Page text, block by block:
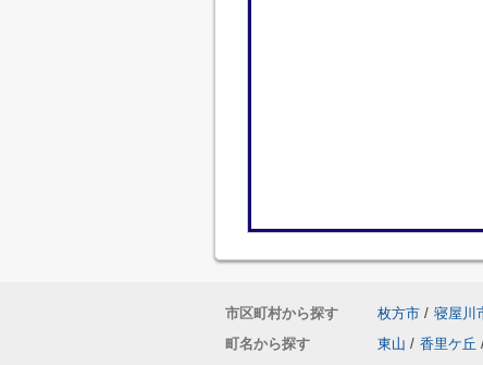
市区町村から探す 枚方市 / 寝屋川
町名から探す
東山 / 香里ケ丘